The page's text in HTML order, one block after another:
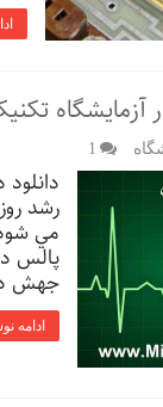
آزمایشگاه
1
رشد
مي
پالس
جهش
ادامه